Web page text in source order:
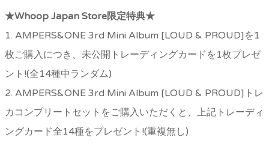
★Whoop Japan Store限定特典★
1. AMPERS&ONE 3rd Mini Album [LOUD & PROUD]を1
枚ご購入につき、未公開トレーディングカードを1枚プレゼ
ント!(全14種中ランダム)
2. AMPERS&ONE 3rd Mini Album [LOUD & PROUD]トレ
カコンプリートセットをご購入いただくと、上記トレーディ
ングカード全14種をプレゼント!(重複無し)